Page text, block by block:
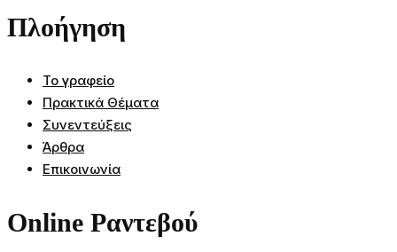
Πλοήγηση
Το γραφείο
Πρακτικά Θέματα
Συνεντεύξεις
Άρθρα
Επικοινωνία
Online Ραντεβού